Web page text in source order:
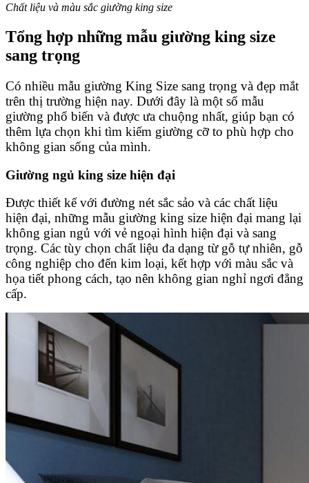
Chất liệu và màu sắc giường king size
Tổng hợp những mẫu giường king size
sang trọng
Có nhiều mẫu giường King Size sang trọng và đẹp mắt
trên thị trường hiện nay. Dưới đây là một số mẫu
giường phổ biến và được ưa chuộng nhất, giúp bạn có
thêm lựa chọn khi tìm kiếm giường cỡ to phù hợp cho
không gian sống của mình.
Giường ngủ king size hiện đại
Được thiết kế với đường nét sắc sảo và các chất liệu
hiện đại, những mẫu giường king size hiện đại mang lại
không gian ngủ với vẻ ngoại hình hiện đại và sang
trọng. Các tùy chọn chất liệu đa dạng từ gỗ tự nhiên, gỗ
công nghiệp cho đến kim loại, kết hợp với màu sắc và
họa tiết phong cách, tạo nên không gian nghỉ ngơi đẳng
cấp.